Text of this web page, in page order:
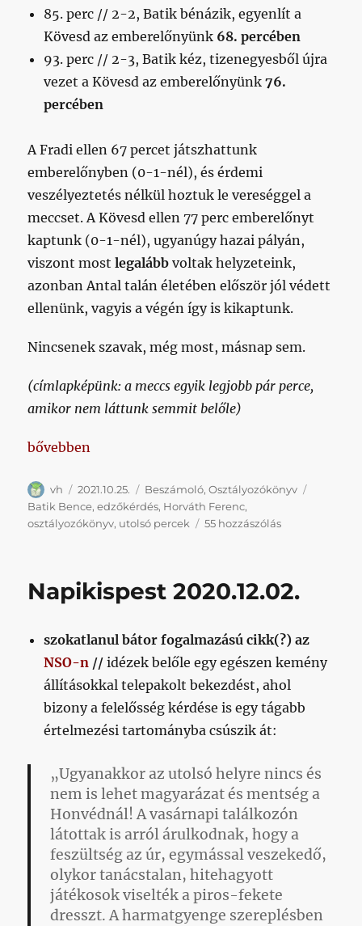
85. perc // 2-2, Batik bénázik, egyenlít a
Kövesd az emberelőnyünk 68. percében
93. perc // 2-3, Batik kéz, tizenegyesből újra
vezet a Kövesd az emberelőnyünk76.
percében
A Fradi ellen 67 percet játszhattunk
emberelőnyben (0-1-nél), és érdemi
veszélyeztetés nélkül hoztuk le vereséggel a
meccset. A Kövesd ellen 77 perc emberelőnyt
kaptunk (0-1-nél), ugyanúgy hazai pályán,
viszont mostlegalább voltak helyzeteink,
azonban Antal talán életében először jól védett
ellenünk, vagyis a végén így is kikaptunk.
Nincsenek szavak, még most, másnap sem.
(címlapképünk: a meccs egyik legjobb pár perce,
amikor nem láttunk semmit belőle)
„Valószínűleg nem csak az utolsó percekkel van itt
bővebben
Szerző
vh Közzétéve
2021.10.25. Kategória
Beszámoló,Osztályozókönyv
Batik Bence,edzőkérdés, Horváth Ferenc,
osztályozókönyv, utolsó percek 55 hozzászólásValószínűleg
utolsó
itt
a
hanem
az
című
bejegyzéshez
Napikispest 2020.12.02.
szokatlanul bátor fogalmazású cikk(?) az
NSO-n // idézek belőle egy egészen kemény
állításokkal telepakolt bekezdést, ahol
bizony a felelősség kérdése is egy tágabb
értelmezési tartományba csúszik át:
„Ugyanakkor az utolsó helyre nincs és
nem is lehet magyarázat és mentség a
Honvédnál! A vasárnapi találkozón
látottak is arról árulkodnak, hogy a
feszültség az úr, egymással veszekedő,
olykor tanácstalan, hitehagyott
játékosok viselték a piros-fekete
dresszt. A harmatgyenge szereplésben